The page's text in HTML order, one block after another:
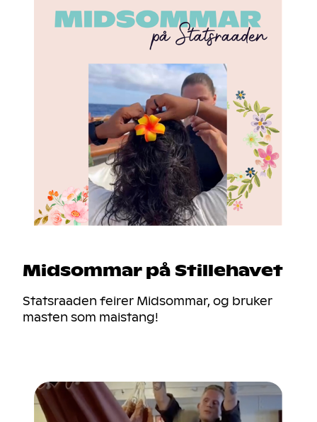
Midsommar på Stillehavet
Statsraaden feirer Midsommar, og bruker
masten som maistang!